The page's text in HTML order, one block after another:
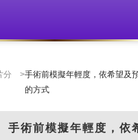
分
>手術前模擬年輕度，依希望及
的方式
手術前模擬年輕度，依